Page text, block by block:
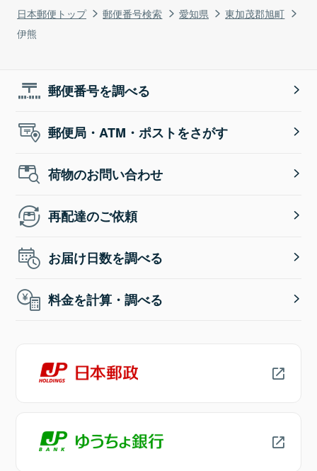
日本郵便トップ 郵便番号検索 愛知県
東加茂郡旭町
伊熊
郵便番号を調べる
郵便局・ATM・ポストをさがす
荷物のお問い合わせ
再配達のご依頼
お届け日数を調べる
料金を計算・調べる